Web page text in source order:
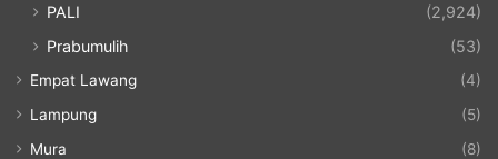
PALI
(2,924)
Prabumulih
(53)
Empat Lawang
(4)
Lampung
(5)
Mura
(8)